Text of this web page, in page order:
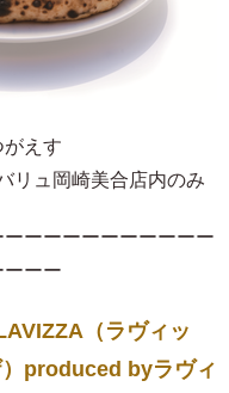
えす
リュ岡崎美合店内のみ
ーーーーーーーーーー
ーー
（ラヴィッ
produced byラヴィ